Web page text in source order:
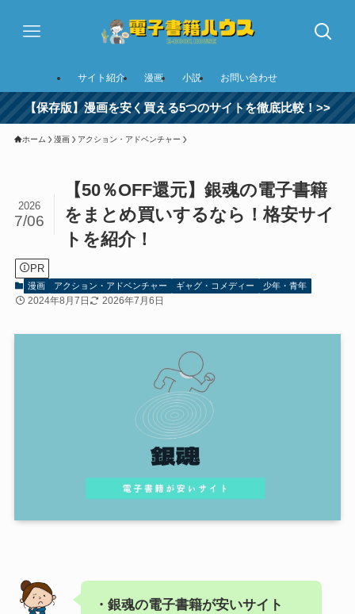
サイト紹介 漫画 小説 お問い合わせ
【保存版】漫画を安く買える5つのサイトを徹底比較！>>
ホーム 漫画 アクション・アドベンチャー
【50％OFF還元】銀魂の電子書籍
をまとめ買いするなら！格安サイ
トを紹介！
2026
7/06
PR
漫画 アクション・アドベンチャー ギャグ・コメディー 少年・青年
2024年8月7日 2026年7月6日
・銀魂の電子書籍が安いサイト